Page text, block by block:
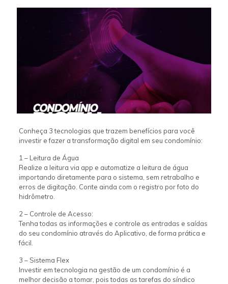
Conheça 3 tecnologias que trazem benefícios para você
investir e fazer a transformação digital em seu condomínio:
1 – Leitura de Água
Realize a leitura via app e automatize a leitura de água
importando diretamente para o sistema, sem retrabalho e
erros de digitação. Conte ainda com o registro por foto do
hidrômetro.
2 – Controle de Acesso:
Tenha todas as informações e controle as entradas e saídas
do seu condomínio através do Aplicativo, de forma prática e
fácil.
3 – Sistema Flex
Investir em tecnologia na gestão de um condomínio é a
melhor decisão a tomar, pois todas as tarefas do síndico